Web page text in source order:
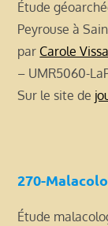
Étude
Peyrouse à
par Carole
– UMR5060-
Sur le site de
270-
Étude